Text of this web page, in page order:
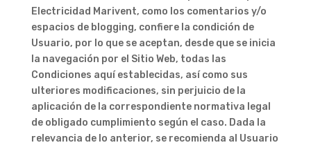
Electricidad Marivent, como los comentarios y/o
espacios de blogging, confiere la condición de
Usuario, por lo que se aceptan, desde que se inicia
la navegación por el Sitio Web, todas las
Condiciones aquí establecidas, así como sus
ulteriores modificaciones, sin perjuicio de la
aplicación de la correspondiente normativa legal
de obligado cumplimiento según el caso. Dada la
relevancia de lo anterior, se recomienda al Usuario